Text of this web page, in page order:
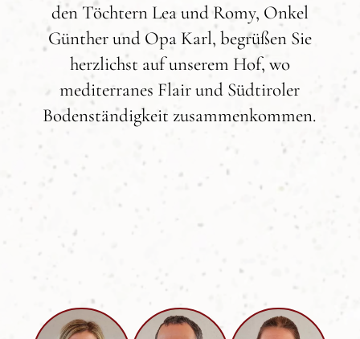
den Töchtern Lea und Romy, Onkel
Günther und Opa Karl, begrüßen Sie
herzlichst auf unserem Hof, wo
mediterranes Flair und Südtiroler
Bodenständigkeit zusammenkommen.